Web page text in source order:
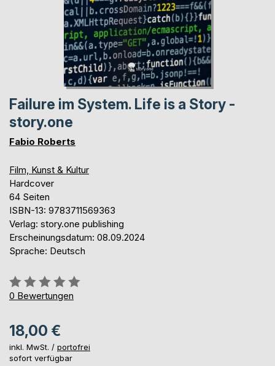
Failure im System. Life is a Story -
story.one
Fabio Roberts
Film, Kunst & Kultur
Hardcover
64 Seiten
ISBN-13: 9783711569363
Verlag: story.one publishing
Erscheinungsdatum: 08.09.2024
Sprache: Deutsch
Bewertung::
0%
0 Bewertungen
18,00 €
inkl. MwSt. / portofrei
sofort verfügbar